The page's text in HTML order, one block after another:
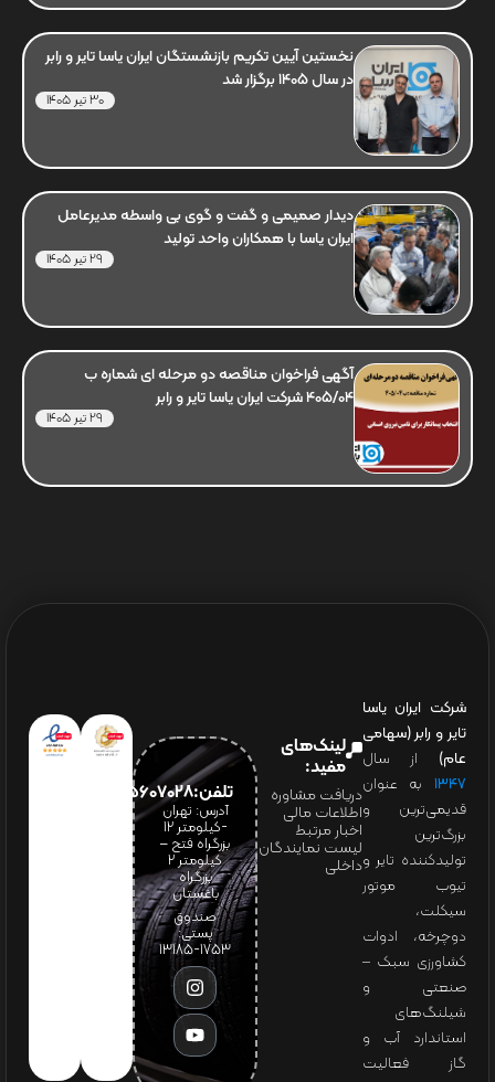
نخستین آیین تکریم بازنشستگان ایران یاسا تایر و رابر
در سال 1405 برگزار شد
30 تیر 1405
دیدار صمیمی و گفت و گوی بی واسطه مدیرعامل
ایران یاسا با همکاران واحد تولید
29 تیر 1405
آگهی فراخوان مناقصه دو مرحله ای شماره ب
405/04 شرکت ایران یاسا تایر و رابر
29 تیر 1405
شرکت ایران یاسا
تایر و رابر (سهامی
عام) از سال
۱۳۴۷ به عنوان
قدیمی‌ترین و
بزرگ‌ترین
تولیدکننده تایر و
تیوب موتور
سیکلت،
دوچرخه، ادوات
کشاورزی سبک –
صنعتی و
شیلنگ‌های
استاندارد آب و
گاز فعالیت
لینک‌های
مفید:
دریافت مشاوره
اطلاعات مالی
اخبار مرتبط
لیست نمایندگان
داخلی
تلفن:65607028(021)
آدرس: تهران
-کیلومتر 12
بزرگراه فتح –
کیلومتر ۲
بزرگراه
باغستان
صندوق
پستی:
1753-13185